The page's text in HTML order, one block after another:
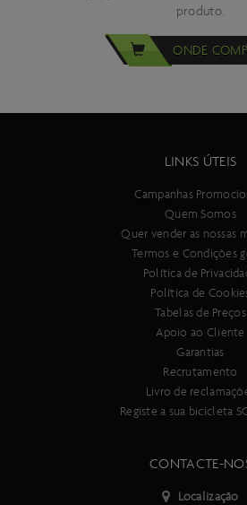
produto.
ONDE
LINKS ÚTEIS
Campanhas
Quem Somos
Quer vender as nossas
Termos e Condições
Política de
Política de
Tabelas de Preços
Apoio ao Cliente
Garantias
Recrutamento
Livro de
Registe a sua bicicleta
CONTACTE-
Localização